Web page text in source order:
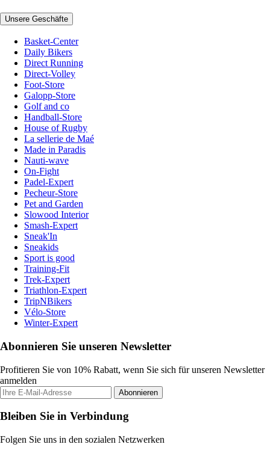
Unsere Geschäfte
Basket-Center
Daily Bikers
Direct Running
Direct-Volley
Foot-Store
Galopp-Store
Golf and co
Handball-Store
House of Rugby
La sellerie de Maé
Made in Paradis
Nauti-wave
On-Fight
Padel-Expert
Pecheur-Store
Pet and Garden
Slowood Interior
Smash-Expert
Sneak'In
Sneakids
Sport is good
Training-Fit
Trek-Expert
Triathlon-Expert
TripNBikers
Vélo-Store
Winter-Expert
Abonnieren Sie unseren Newsletter
Profitieren Sie von 10% Rabatt, wenn Sie sich für unseren Newsletter
anmelden
Abonnieren
Bleiben Sie in Verbindung
Folgen Sie uns in den sozialen Netzwerken